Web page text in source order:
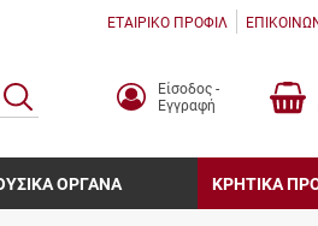
ΕΤΑΙΡΙΚΟ ΠΡΟΦΙΛ
ΑΝΑΖΗΤΗΣΗ
Είσοδος -
Εγγραφή
ΟΡΓΑΝΑ ΚΡΗΤΙΚΑ